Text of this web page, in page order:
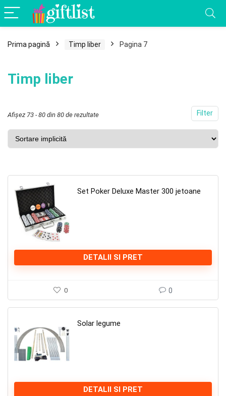
Prima pagină Timp liber Pagina 7
Timp liber
Filter
Afișez 73 - 80 din 80 de rezultate
Set Poker Deluxe Master 300 jetoane
DETALII SI PRET
0 0
Solar legume
DETALII SI PRET